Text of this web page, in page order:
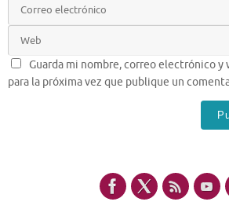
Guarda mi nombre, correo electrónico y
para la próxima vez que publique un